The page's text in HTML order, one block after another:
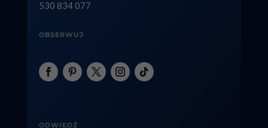
530 834 077
OBSERWUJ
ODWIEDŹ